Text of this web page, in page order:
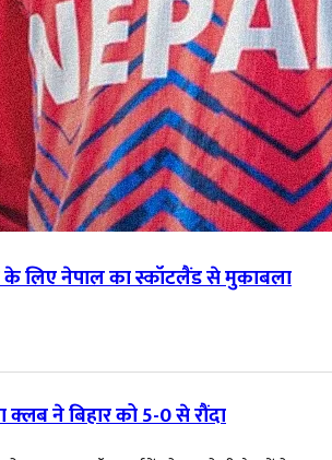
लिए नेपाल का स्कॉटलैंड से मुकाबला
ने बिहार को 5-0 से रौंदा